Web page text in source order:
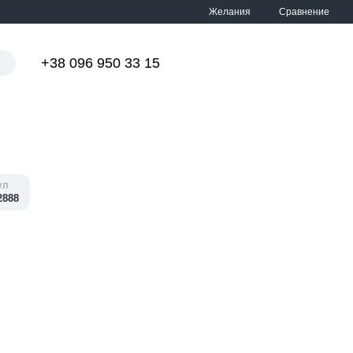
Желания Сравнение
+38 096 950 33 15